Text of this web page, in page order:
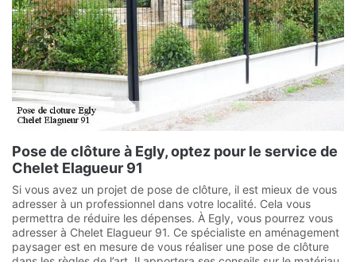
Pose de clôture à Egly, optez pour le service de
Chelet Elagueur 91
Si vous avez un projet de pose de clôture, il est mieux de vous
adresser à un professionnel dans votre localité. Cela vous
permettra de réduire les dépenses. À Egly, vous pourrez vous
adresser à Chelet Elagueur 91. Ce spécialiste en aménagement
paysager est en mesure de vous réaliser une pose de clôture